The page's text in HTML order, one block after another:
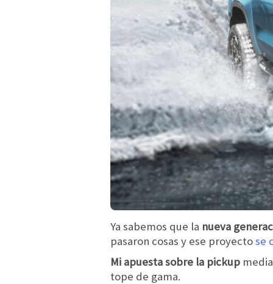
Ya sabemos que la nueva
pasaron cosas y ese proyectose
Mi apuesta sobre la pickup
tope de gama.